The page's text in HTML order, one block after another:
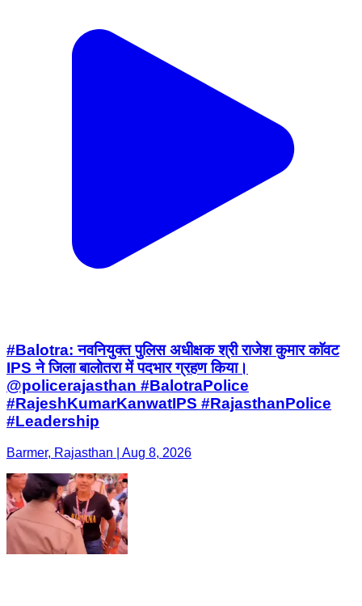
#Balotra: नवनियुक्त पुलिस अधीक्षक श्री राजेश कुमार काॅवट
IPS ने जिला बालोतरा में पदभार ग्रहण किया।
@policerajasthan #BalotraPolice
#RajeshKumarKanwatIPS #RajasthanPolice
#Leadership
Barmer, Rajasthan | Aug 8, 2026